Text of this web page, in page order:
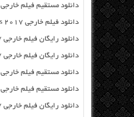
دانلود مستقیم فیلم خارجی Running Wild 2017 از سرور سایت
دانلود فیلم خارجی Rings 2017 از سرور سایت
دانلود رایگان فیلم خارجی Dunkirk 2017 با لینک مستقیم
دانلود رایگان فیلم خارجی Eloise 2017 با لینک مستقیم
دانلود مستقیم فیلم خارجی Essex Heist 2017 از سرور سایت
دانلود مستقیم فیلم خارجی Get the Girl 2017 از سرور سایت
دانلود رایگان فیلم خارجی iBoy 2017 با لینک مستقیم